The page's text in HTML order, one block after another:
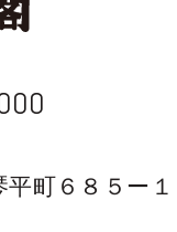
町６８５ー１